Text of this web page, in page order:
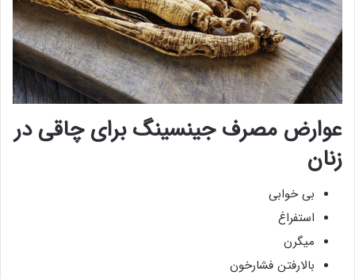
عوارض مصرف جینسینگ برای چاقی در
زنان
بی خوابی
استفراغ
میگرن
بالارفتن فشارخون